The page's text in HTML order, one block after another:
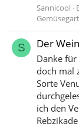
Sannicool
S Der
Danke
doch mal
Sorte
ich den